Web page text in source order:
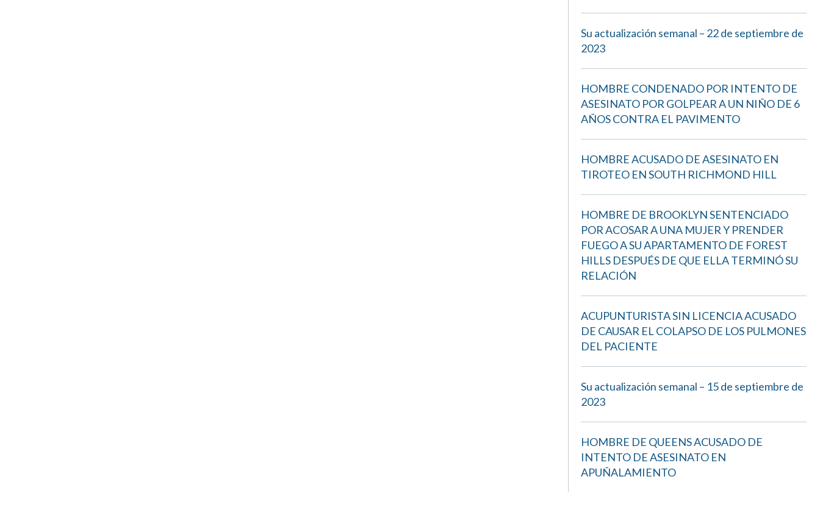
Su actualización semanal – 22 de septiembre de
2023
HOMBRE CONDENADO POR INTENTO DE
ASESINATO POR GOLPEAR A UN NIÑO DE 6
AÑOS CONTRA EL PAVIMENTO
HOMBRE ACUSADO DE ASESINATO EN
TIROTEO EN SOUTH RICHMOND HILL
HOMBRE DE BROOKLYN SENTENCIADO
POR ACOSAR A UNA MUJER Y PRENDER
FUEGO A SU APARTAMENTO DE FOREST
HILLS DESPUÉS DE QUE ELLA TERMINÓ SU
RELACIÓN
ACUPUNTURISTA SIN LICENCIA ACUSADO
DE CAUSAR EL COLAPSO DE LOS PULMONES
DEL PACIENTE
Su actualización semanal – 15 de septiembre de
2023
HOMBRE DE QUEENS ACUSADO DE
INTENTO DE ASESINATO EN
APUÑALAMIENTO